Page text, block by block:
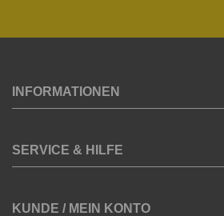
INFORMATIONEN
SERVICE & HILFE
KUNDE / MEIN KONTO